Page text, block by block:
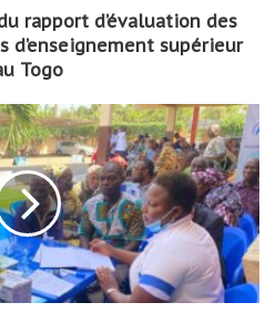
rapport d’évaluation des
d’enseignement supérieur
Togo